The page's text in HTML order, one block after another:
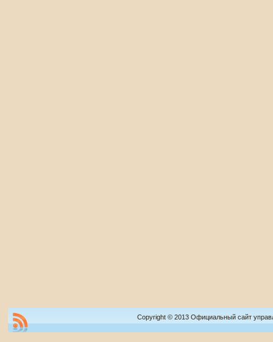
Copyright © 2013 Официальный сайт